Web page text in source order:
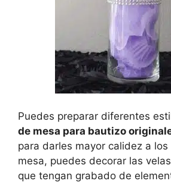
Puedes preparar diferentes
de mesa para bautizo
para darles mayor calidez a
mesa, puedes decorar las
que tengan grabado de